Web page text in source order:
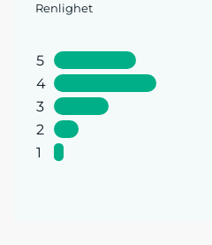
Renlighet
5
4
3
2
1